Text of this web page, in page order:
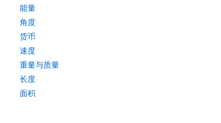
能量
角度
货币
速度
重量与质量
长度
面积